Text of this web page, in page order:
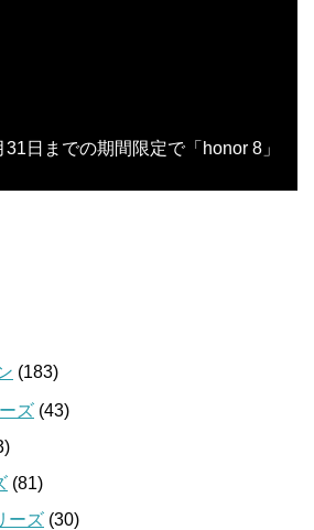
日までの期間限定で「honor 8」
(183)
ズ (43)
(81)
ーズ (30)